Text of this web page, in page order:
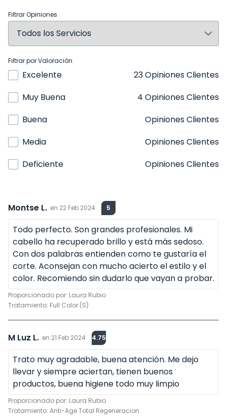
Filtrar Opiniones
Filtrar por Valoración
Excelente
23 Opiniones Clientes
Muy Buena
4 Opiniones Clientes
Buena
Opiniones Clientes
Media
Opiniones Clientes
Deficiente
Opiniones Clientes
Montse L. en 22 Feb 2024 5
Todo perfecto. Son grandes profesionales. Mi
cabello ha recuperado brillo y está más sedoso.
Con dos palabras entienden como te gustaría el
corte. Aconsejan con mucho acierto el estilo y el
color. Recomiendo sin dudarlo que vayan a probar.
Proporcionado por: Laura Rubio
Tratamiento: Full Color (S)
M Luz L. en 21 Feb 2024 4.75
Trato muy agradable, buena atención. Me dejo
llevar y siempre aciertan, tienen buenos
productos, buena higiene todo muy limpio
Proporcionado por: Laura Rubio
Tratamiento: Anti-Age Total Regeneracion